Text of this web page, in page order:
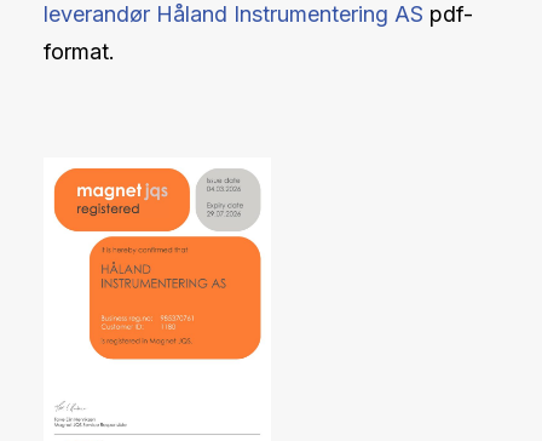
leverandør Håland Instrumentering AS pdf-
format.